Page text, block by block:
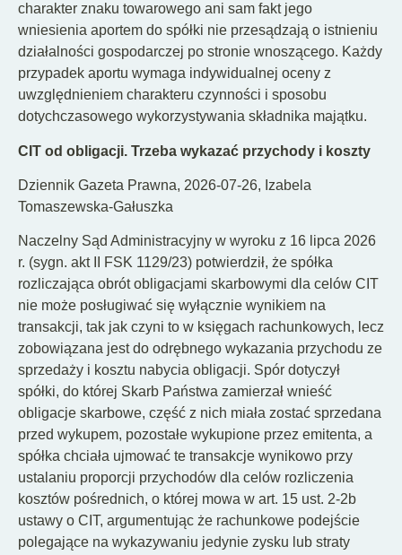
charakter znaku towarowego ani sam fakt jego
wniesienia aportem do spółki nie przesądzają o istnieniu
działalności gospodarczej po stronie wnoszącego. Każdy
przypadek aportu wymaga indywidualnej oceny z
uwzględnieniem charakteru czynności i sposobu
dotychczasowego wykorzystywania składnika majątku.
CIT od obligacji. Trzeba wykazać przychody i koszty
Dziennik Gazeta Prawna, 2026-07-26, Izabela
Tomaszewska-Gałuszka
Naczelny Sąd Administracyjny w wyroku z 16 lipca 2026
r. (sygn. akt II FSK 1129/23) potwierdził, że spółka
rozliczająca obrót obligacjami skarbowymi dla celów CIT
nie może posługiwać się wyłącznie wynikiem na
transakcji, tak jak czyni to w księgach rachunkowych, lecz
zobowiązana jest do odrębnego wykazania przychodu ze
sprzedaży i kosztu nabycia obligacji. Spór dotyczył
spółki, do której Skarb Państwa zamierzał wnieść
obligacje skarbowe, część z nich miała zostać sprzedana
przed wykupem, pozostałe wykupione przez emitenta, a
spółka chciała ujmować te transakcje wynikowo przy
ustalaniu proporcji przychodów dla celów rozliczenia
kosztów pośrednich, o której mowa w art. 15 ust. 2-2b
ustawy o CIT, argumentując że rachunkowe podejście
polegające na wykazywaniu jedynie zysku lub straty